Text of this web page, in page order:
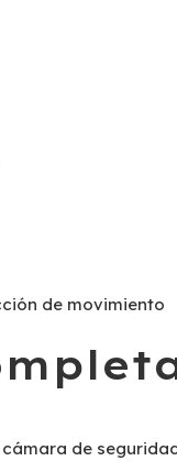
de movimiento
cámara de